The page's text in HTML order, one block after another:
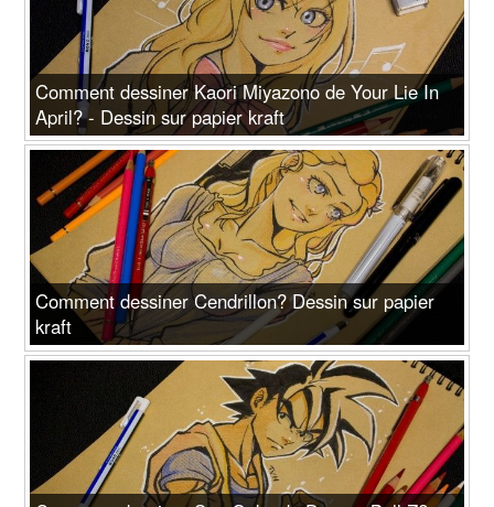
Comment dessiner Kaori Miyazono de Your Lie In
April? - Dessin sur papier kraft
Comment dessiner Cendrillon? Dessin sur papier
kraft